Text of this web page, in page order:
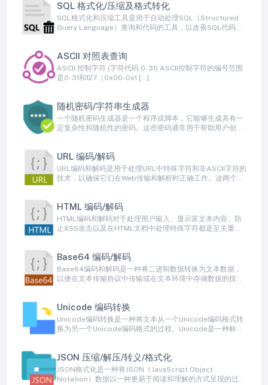
同进制的表示方式时
SQL 格式化/压缩及格式转化
SQL格式化和压缩工具是用于自动处理SQL（Structured
Query Language）查询和代码的工具，以改善SQL代码的
ASCII 对照表查询
ASCII 控制字符 (字符代码 0-31) ASCII控制字符的编号范围
是0-31和127（0x00-0x1 […]
随机密码/字符串生成器
一个随机密码生成器是一个程序或脚本，它能够生成具有一
定复杂性和随机性的密码。这些密码通常用于帮助用户创建
URL 编码/解码
URL编码和解码是用于处理URL中特殊字符和非ASCII字符的
技术，以确保它们在Web传输和解析时正确工作。这两个过
HTML 编码/解码
HTML编码和解码对于处理用户输入、显示富文本内容、防
止XSS攻击以及在HTML文档中处理特殊字符都是至关重要
的正确呈现。
Base64 编码/解码
Base64编码和解码是一种将二进制数据转换为文本数据，
以便在文本传输协议中传输或在文本环境中存储数据的技
种编码方式允许二进制数据以纯文本形式传输，而不会导致
数据损坏或格式问题。
Unicode 编码转换
Unicode编码转换是一种将文本从一个Unicode编码格式转
换为另一个Unicode编码格式的过程。Unicode是一种标
要进行编码转换以确保文本在不同环境和系统之间正确呈
现。
JSON 压缩/解压/转义/格式化
JSON格式化是一种将JSON（JavaScript Object
Notation）数据以一种更易于阅读和理解的方式呈现的过